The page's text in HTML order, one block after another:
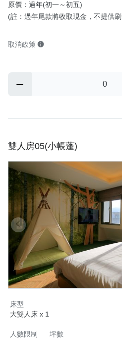
原價：過年(初一～初五)
(註：過年尾款將收取現金，不提供
取消政策
雙人房05(小帳蓬)
床型
大雙人床 x 1
人數限制
坪數